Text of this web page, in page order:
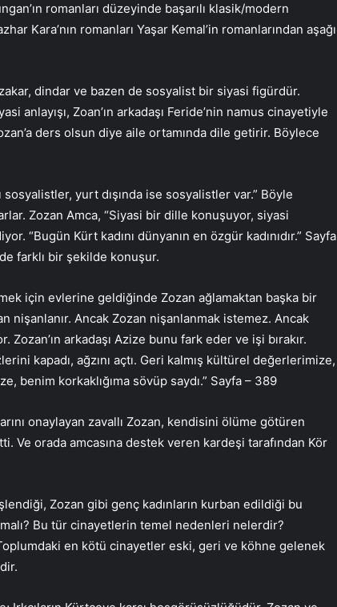
romanları düzeyinde başarılı klasik/modern
Kara’nın romanları Yaşar Kemal’in romanlarından aşağı
dindar ve bazen de sosyalist bir siyasi figürdür.
anlayışı, Zoan’ın arkadaşı Feride’nin namus cinayetiyle
ders olsun diye aile ortamında dile getirir. Böylece
yurt dışında ise sosyalistler var.” Böyle
Zozan Amca, “Siyasi bir dille konuşuyor, siyasi
“Bugün Kürt kadını dünyanın en özgür kadınıdır.” Sayfa
farklı bir şekilde konuşur.
için evlerine geldiğinde Zozan ağlamaktan başka bir
nişanlanır. Ancak Zozan nişanlanmak istemez. Ancak
Zozan’ın arkadaşı Azize bunu fark eder ve işi bırakır.
kapadı, ağzını açtı. Geri kalmış kültürel değerlerimize,
benim korkaklığıma sövüp saydı.” Sayfa – 389
onaylayan zavallı Zozan, kendisini ölüme götüren
Ve orada amcasına destek veren kardeşi tarafından Kör
Zozan gibi genç kadınların kurban edildiği bu
Bu tür cinayetlerin temel nedenleri nelerdir?
en kötü cinayetler eski, geri ve köhne gelenek